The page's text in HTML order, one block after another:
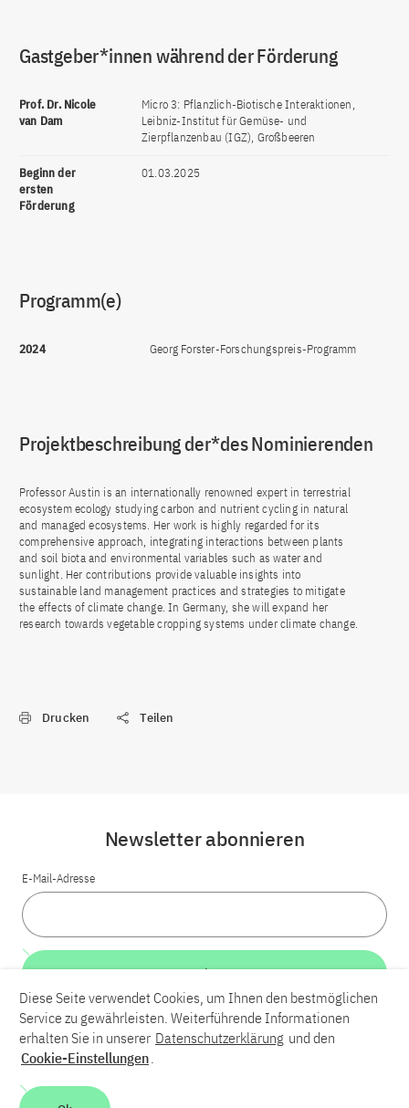
Gastgeber*innen während der Förderung
Prof. Dr. Nicole
van Dam
Micro 3: Pflanzlich-Biotische Interaktionen,
Leibniz-Institut für Gemüse- und
Zierpflanzenbau (IGZ), Großbeeren
Beginn der
ersten
Förderung
01.03.2025
Programm(e)
2024 Georg Forster-Forschungspreis-Programm
Projektbeschreibung der*des Nominierenden
Professor Austin is an internationally renowned expert in terrestrial
ecosystem ecology studying carbon and nutrient cycling in natural
and managed ecosystems. Her work is highly regarded for its
comprehensive approach, integrating interactions between plants
and soil biota and environmental variables such as water and
sunlight. Her contributions provide valuable insights into
sustainable land management practices and strategies to mitigate
the effects of climate change. In Germany, she will expand her
research towards vegetable cropping systems under climate change.
Drucken Teilen
LinkedInBlueskyYouTube
Kontakt
Newsletter abonnieren
E-Mail-Adresse
Weiter
Diese Seite verwendet Cookies, um Ihnen den bestmöglichen
Service zu gewährleisten. Weiterführende Informationen
erhalten Sie in unserer Datenschutzerklärung und den
Cookie-Einstellungen.